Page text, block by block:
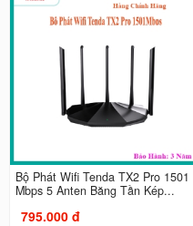
Bộ Phát Wifi Tenda TX2 Pro 1501
Mbps 5 Anten Băng Tần Kép...
795.000 đ